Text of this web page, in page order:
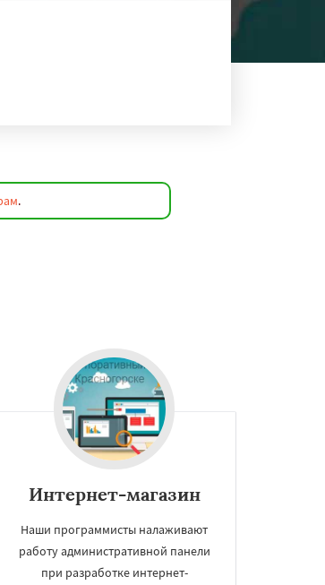
.
Интернет-магазин
Наши программисты налаживают
работу административной панели
при разработке интернет-